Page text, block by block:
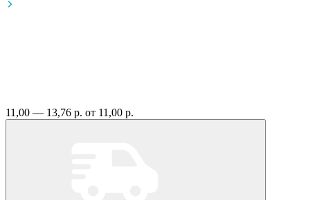
11,00 — 13,76 р. от 11,00 р.